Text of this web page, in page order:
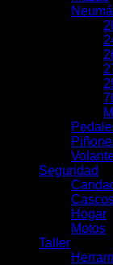
Seguridad
Hogar
Motos
Taller